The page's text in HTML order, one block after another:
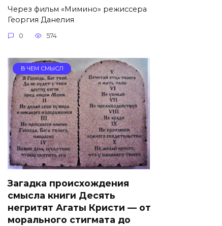
Через фильм «Мимино» режиссера
Георгия Данелия
0 574
В ЧЕМ СМЫСЛ
Загадка происхождения
смысла книги Десять
негритят Агаты Кристи — от
морального стигмата до